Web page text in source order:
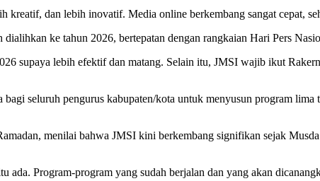
kreatif, dan lebih inovatif. Media online berkembang sangat cepat,
ke tahun 2026, bertepatan dengan rangkaian Hari Pers
supaya lebih efektif dan matang. Selain itu, JMSI wajib ikut
seluruh pengurus kabupaten/kota untuk menyusun program
menilai bahwa JMSI kini berkembang signifikan sejak
ada. Program-program yang sudah berjalan dan yang akan